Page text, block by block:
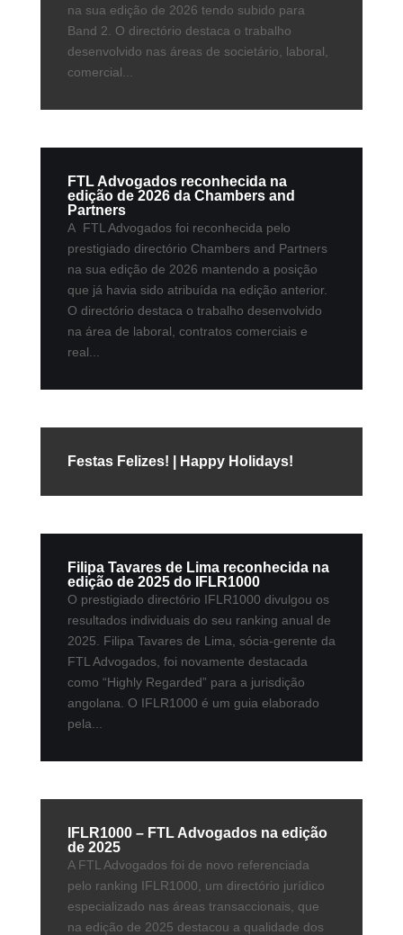
na sua edição de 2026 tendo subido para
Band 2. O directório destaca o trabalho
desenvolvido nas áreas de societário, laboral,
comercial...
FTL Advogados reconhecida na
edição de 2026 da Chambers and
Partners
A FTL Advogados foi reconhecida pelo
prestigiado directório Chambers and Partners
na sua edição de 2026 mantendo a posição
que já havia sido atribuída na edição anterior.
O directório destaca o trabalho desenvolvido
na área de laboral, contratos comerciais e
real...
Festas Felizes! | Happy Holidays!
Filipa Tavares de Lima reconhecida na
edição de 2025 do IFLR1000
O prestigiado directório IFLR1000 divulgou os
resultados individuais do seu ranking anual de
2025. Filipa Tavares de Lima, sócia-gerente da
FTL Advogados, foi novamente destacada
como “Highly Regarded” para a jurisdição
angolana. O IFLR1000 é um guia elaborado
pela...
IFLR1000 – FTL Advogados na edição
de 2025
A FTL Advogados foi de novo referenciada
pelo ranking IFLR1000, um directório jurídico
especializado nas áreas transaccionais, que
na edição de 2025 destacou a qualidade dos